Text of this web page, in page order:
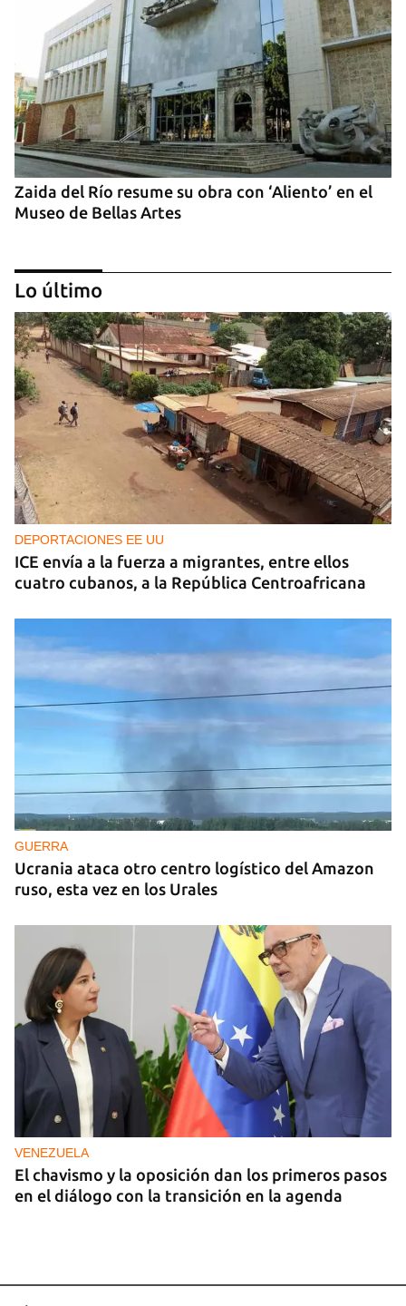
Zaida del Río resume su obra con ‘Aliento’ en el
Museo de Bellas Artes
Exposiciones de artistas cubanos en Madrid
Lo último
DEPORTACIONES EE UU
ICE envía a la fuerza a migrantes, entre ellos
cuatro cubanos, a la República Centroafricana
GUERRA
Ucrania ataca otro centro logístico del Amazon
ruso, esta vez en los Urales
VENEZUELA
El chavismo y la oposición dan los primeros pasos
en el diálogo con la transición en la agenda